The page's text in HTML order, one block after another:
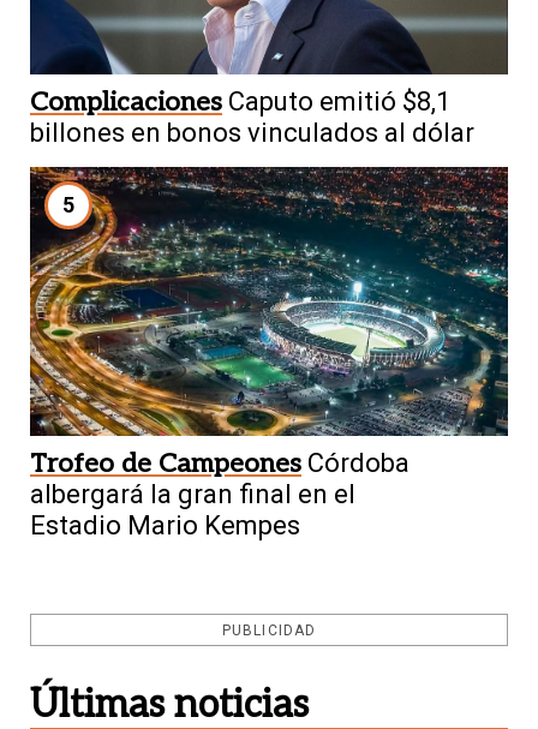
Complicaciones Caputo emitió $8,1
billones en bonos vinculados al dólar
5
Trofeo de Campeones Córdoba
albergará la gran final en el
Estadio Mario Kempes
PUBLICIDAD
Últimas noticias